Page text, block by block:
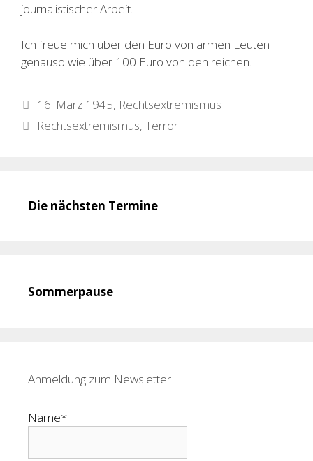
journalistischer Arbeit.
Ich freue mich über den Euro von armen Leuten
genauso wie über 100 Euro von den reichen.
Kategorien
16. März 1945, Rechtsextremismus
Schlagwörter
Rechtsextremismus,Terror
Die nächsten Termine
Sommerpause
Anmeldung zum Newsletter
Name*